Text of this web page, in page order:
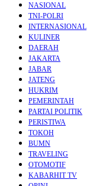
NASIONAL
TNI-POLRI
INTERNASIONAL
KULINER
DAERAH
JAKARTA
JABAR
JATENG
HUKRIM
PEMERINTAH
PARTAI POLITIK
PERISTIWA
TOKOH
BUMN
TRAVELING
OTOMOTIF
KABARHIT TV